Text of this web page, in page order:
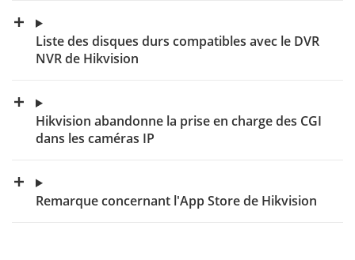
Liste des disques durs compatibles avec le DVR
NVR de Hikvision
Hikvision abandonne la prise en charge des CGI
dans les caméras IP
Remarque concernant l'App Store de Hikvision